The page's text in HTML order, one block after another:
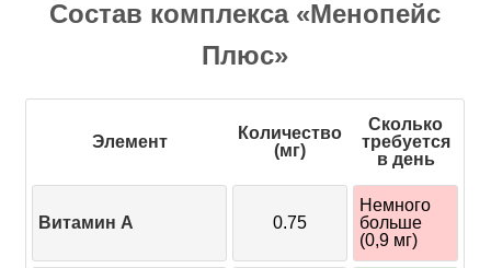
Состав комплекса «Менопейс
Плюс»
Элемент
Количество
(мг)
Сколько
требуется
в день
Витамин A 0.75
Немного
больше
(0,9 мг)